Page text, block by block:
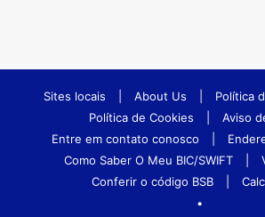
Sites locais About Us Política
Política de Cookies
Aviso
Entre em contato conosco
Como Saber O Meu BIC/SWIFT
Conferir o código BSB
•